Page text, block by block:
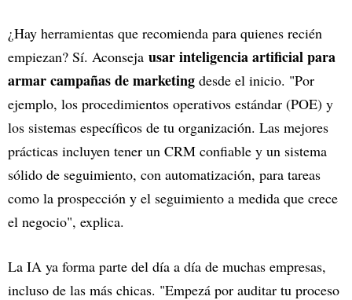
¿Hay herramientas que recomienda para quienes recién
empiezan? Sí. Aconseja usar inteligencia artificial para
armar campañas de marketing desde el inicio. "Por
ejemplo, los procedimientos operativos estándar (POE) y
los sistemas específicos de tu organización. Las mejores
prácticas incluyen tener un CRM confiable y un sistema
sólido de seguimiento, con automatización, para tareas
como la prospección y el seguimiento a medida que crece
el negocio", explica.
La IA ya forma parte del día a día de muchas empresas,
incluso de las más chicas. "Empezá por auditar tu proceso